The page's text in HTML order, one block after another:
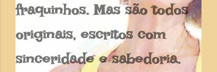
fraquinhos. Mas são todos
originais, escritos com
sinceridade e sabedoria.